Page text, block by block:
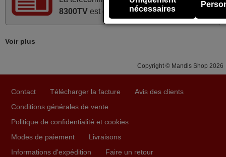
Alain,
FRANCE
Concerne la télécommande de remplacement pour le
émis car le délai de 24h était dépassé, néanmoins j'ai
fonctionnalité de la télécommande, le produit tient sa
promesse. Le document permet de connaître facilement
la fonction des différentes touches. De plus, elle est
8300TVest déjà disponible !
Voir plus
Copyright © Mandis Shop 2026
Contact Télécharger la facture
Avis des clients
Conditions générales de vente
Politique de confidentialité et cookies
Modes de paiement
Livraisons
Informations d'expédition
Faire un retour
nécessaires